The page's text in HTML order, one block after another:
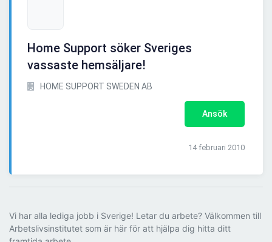
Home Support söker Sveriges
vassaste hemsäljare!
HOME SUPPORT SWEDEN AB
Ansök
14 februari 2010
Vi har alla lediga jobb i Sverige! Letar du arbete? Välkommen till
Arbetslivsinstitutet som är här för att hjälpa dig hitta ditt